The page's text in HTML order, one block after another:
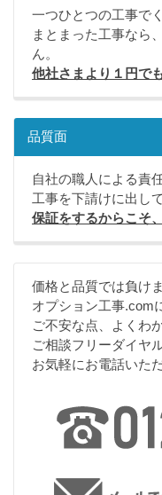
一つひとつの工事で
まとまった工事なら
ん。
他社さまより１円で
品質面
自社の職人による責
工事を下請けに出し
保証をするからこそ
価格と品質では負け
オプション工事.com
ご不安な点、よくわ
ご相談フリーダイヤ
お気軽にお電話いた